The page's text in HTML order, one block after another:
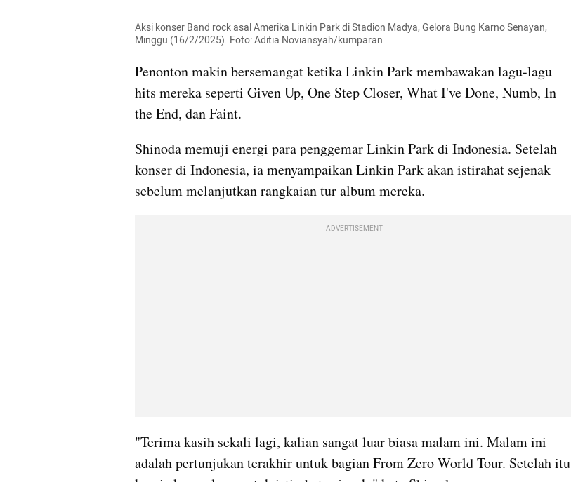
Aksi konser Band rock asal Amerika Linkin Park di Stadion Madya, Gelora Bung Karno Senayan,
Minggu (16/2/2025). Foto: Aditia Noviansyah/kumparan
Penonton makin bersemangat ketika Linkin Park membawakan lagu-lagu
hits mereka seperti Given Up, One Step Closer, What I've Done, Numb, In
the End, dan Faint.
Shinoda memuji energi para penggemar Linkin Park di Indonesia. Setelah
konser di Indonesia, ia menyampaikan Linkin Park akan istirahat sejenak
sebelum melanjutkan rangkaian tur album mereka.
ADVERTISEMENT
"Terima kasih sekali lagi, kalian sangat luar biasa malam ini. Malam ini
adalah pertunjukan terakhir untuk bagian From Zero World Tour. Setelah itu